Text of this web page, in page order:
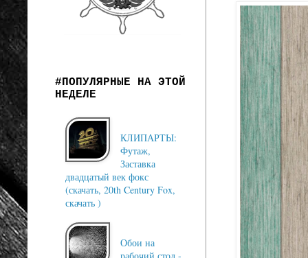
#ПОПУЛЯРНЫЕ НА ЭТОЙ
НЕДЕЛЕ
КЛИПАРТЫ:
Футаж,
Заставка
двадцатый век фокс
(скачать, 20th Century Fox,
скачать )
Обои на